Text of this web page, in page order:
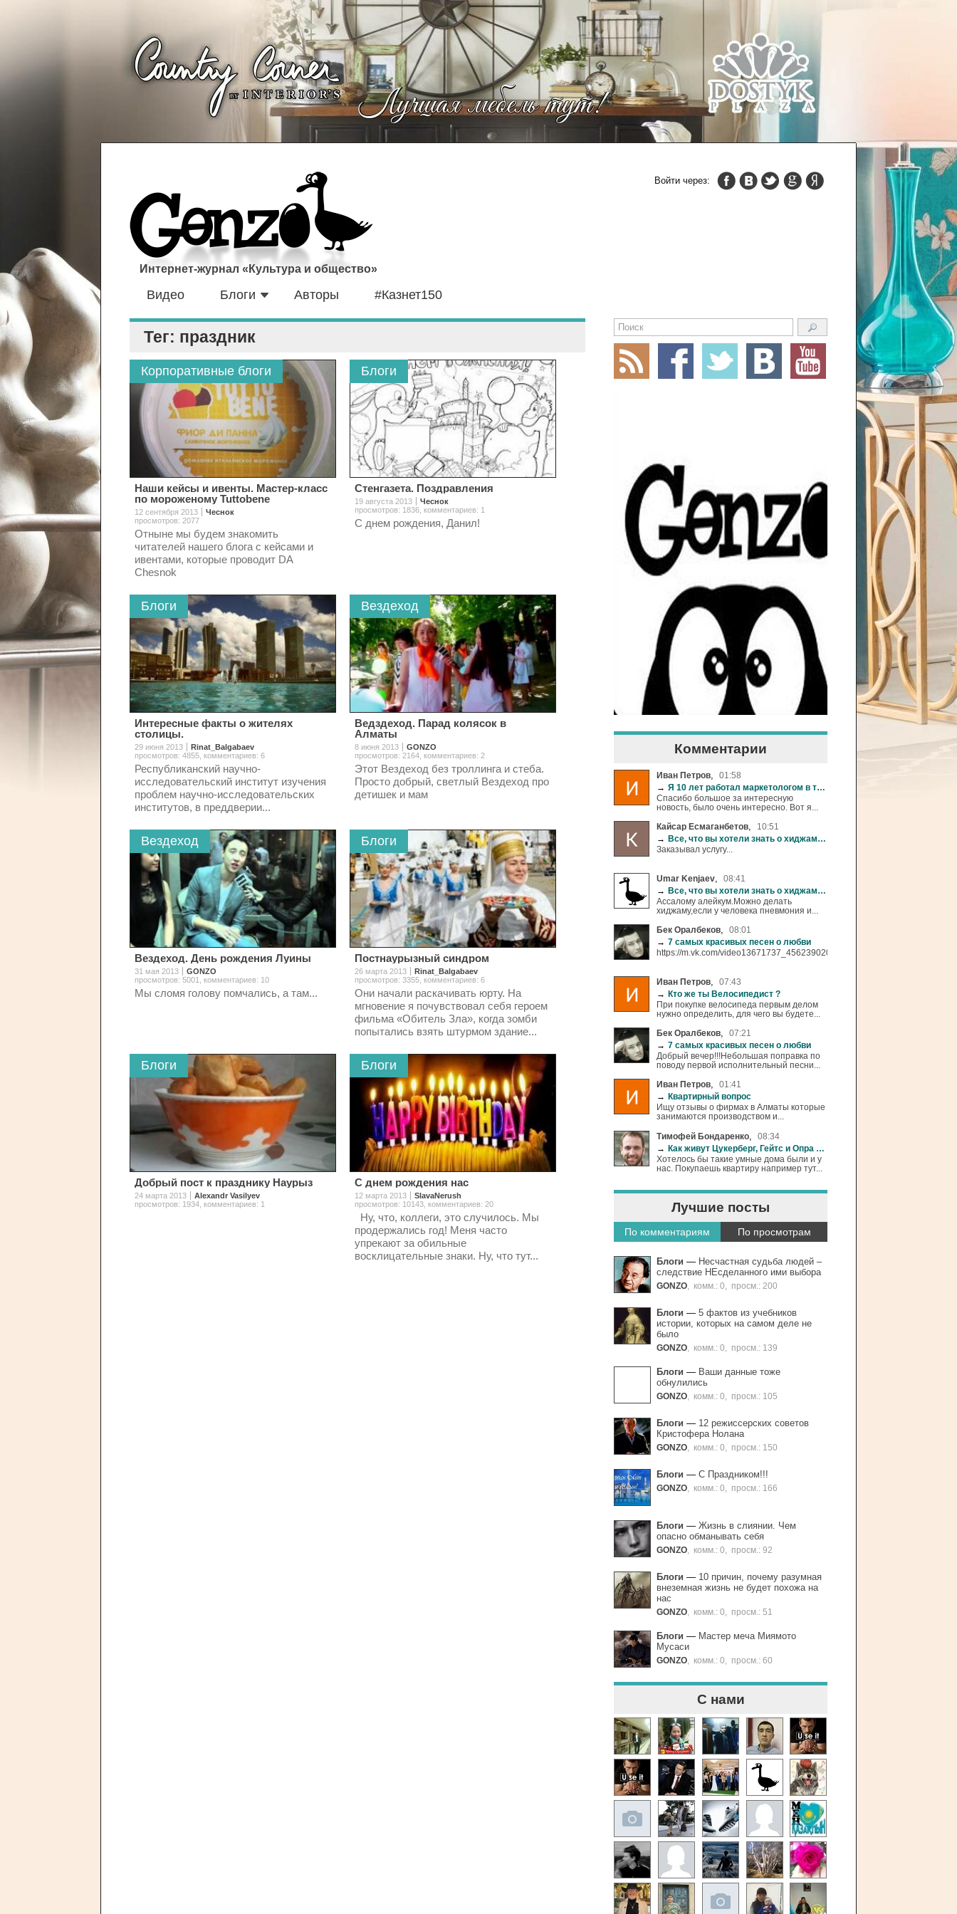
Интернет-журнал «Культура и общество»
Видео Блоги Авторы #Казнет150
Войти через:
Комментарии
Иван Петров, 01:58
→ Я 10 лет работал маркетологом в торговых сетях и готов всё рассказать
Спасибо большое за интересную
новость, было очень интересно. Вот я...
Кайсар Есмаганбетов,
10:51
→
Все, что вы хотели знать о хиджаме (+18)
Заказывал услугу...
Umar Kenjaev
08:41
→ Все, что вы хотели знать о хиджаме (+18)
Ассалому алейкум.Можно делать
хиджаму,если у человека пневмония и...
Бек Оралбеков, 08:01
→ 7 самых красивых песен о любви
https://m.vk.com/video13671737_456239020"&gt;
Иван Петров
07:43
→ Кто же ты Велосипедист ?
При покупке велосипеда первым делом
нужно определить, для чего вы будете...
Бек Оралбеков, 07:21
→ 7 самых красивых песен о любви
Добрый вечер!!!Небольшая поправка по
поводу первой исполнительный песни...
Иван Петров, 01:41
→
Квартирный вопрос
Ищу отзывы о фирмах в Алматы которые
занимаются производством и...
Тимофей Бондаренко
08:34
→ Как живут Цукерберг, Гейтс и Опра Уинфри
Хотелось бы такие умные дома были и у
нас. Покупаешь квартиру например тут...
Лучшие посты
По комментариям По просмотрам
Блоги — Несчастная судьба людей –
следствие НЕсделанного ими выбора
GONZO комм.: 0 просм.: 200
Блоги — 5 фактов из учебников
истории, которых на самом деле не
было
GONZO комм.: 0 просм.: 139
Блоги — Ваши данные тоже
обнулились
GONZO комм.: 0 просм.: 105
Блоги — 12 режиссерских советов
Кристофера Нолана
GONZO комм.: 0 просм.: 150
Блоги — С Праздником!!!
GONZO комм.: 0 просм.: 166
Блоги — Жизнь в слиянии. Чем
опасно обманывать себя
GONZO комм.: 0 просм.: 92
Блоги — 10 причин, почему разумная
внеземная жизнь не будет похожа на
нас
GONZO комм.: 0 просм.: 51
Блоги — Мастер меча Миямото
Мусаси
GONZO комм.: 0 просм.: 60
С нами
Тег: праздник
Корпоративные блоги
Наши кейсы и ивенты. Мастер-класс
по мороженому Tuttobene
12 сентября 2013
Чеснок
просмотров: 2077
Отныне мы будем знакомить
читателей нашего блога с кейсами и
ивентами, которые проводит DA
Chesnok
Блоги
Стенгазета. Поздравления
19 августа 2013
Чеснок
просмотров: 1836 комментариев: 1
С днем рождения, Данил!
Блоги
Интересные факты о жителях
столицы.
29 июня 2013
Rinat_Balgabaev
просмотров: 4855 комментариев: 6
Республиканский научно-
исследовательский институт изучения
проблем научно-исследовательских
институтов, в преддверии...
Вездеход
Ведздеход. Парад колясок в
Алматы
8 июня 2013
GONZO
просмотров: 2164 комментариев: 2
Этот Вездеход без троллинга и стеба.
Просто добрый, светлый Вездеход про
детишек и мам
Вездеход
Вездеход. День рождения Луины
31 мая 2013
GONZO
просмотров: 5001
комментариев: 10
Мы сломя голову помчались, а там...
Блоги
Постнаурызный синдром
26 марта 2013
Rinat_Balgabaev
просмотров: 3355 комментариев: 6
Они начали раскачивать юрту. На
мгновение я почувствовал себя героем
фильма «Обитель Зла», когда зомби
попытались взять штурмом здание...
Блоги
Добрый пост к празднику Наурыз
24 марта 2013
Alexandr Vasilyev
просмотров: 1934 комментариев: 1
Блоги
С днем рождения нас
12 марта 2013
SlavaNerush
просмотров: 10143 комментариев: 20
Ну, что, коллеги, это случилось. Мы
продержались год! Меня часто
упрекают за обильные
восклицательные знаки. Ну, что тут...